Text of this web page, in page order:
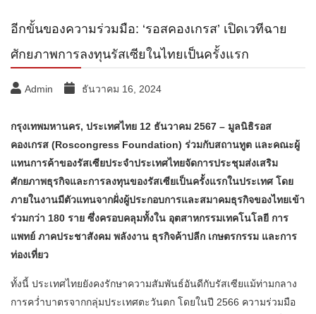
อีกขั้นของความร่วมมือ: ‘รอสคองเกรส’ เปิดเวทีฉาย
ศักยภาพการลงทุนรัสเซียในไทยเป็นครั้งแรก
Admin ธันวาคม 16, 2024
กรุงเทพมหานคร, ประเทศไทย 12 ธันวาคม 2567 – มูลนิธิรอส
คองเกรส (Roscongress Foundation) ร่วมกับสถานทูต และคณะผู้
แทนการค้าของรัสเซียประจำประเทศไทยจัดการประชุมส่งเสริม
ศักยภาพธุรกิจและการลงทุนของรัสเซียเป็นครั้งแรกในประเทศ โดย
ภายในงานมีตัวแทนจากฝั่งผู้ประกอบการและสมาคมธุรกิจของไทยเข้า
ร่วมกว่า 180 ราย ซึ่งครอบคลุมทั้งใน อุตสาหกรรมเทคโนโลยี การ
แพทย์ ภาคประชาสังคม พลังงาน ธุรกิจค้าปลีก เกษตรกรรม และการ
ท่องเที่ยว
ทั้งนี้ ประเทศไทยยังคงรักษาความสัมพันธ์อันดีกับรัสเซียแม้ท่ามกลาง
การคว่ำบาตรจากกลุ่มประเทศตะวันตก โดยในปี 2566 ความร่วมมือ